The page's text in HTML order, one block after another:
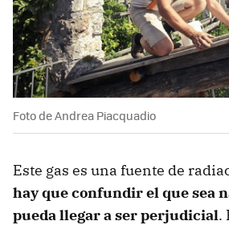
Foto de Andrea Piacquadio
Este gas es una fuente de
hay que confundir el que sea
pueda llegar a ser perjudicial.